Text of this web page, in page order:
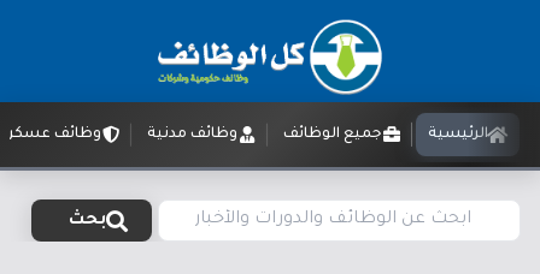
الرئيسية جميع الوظائف وظائف مدنية وظائف
بحث